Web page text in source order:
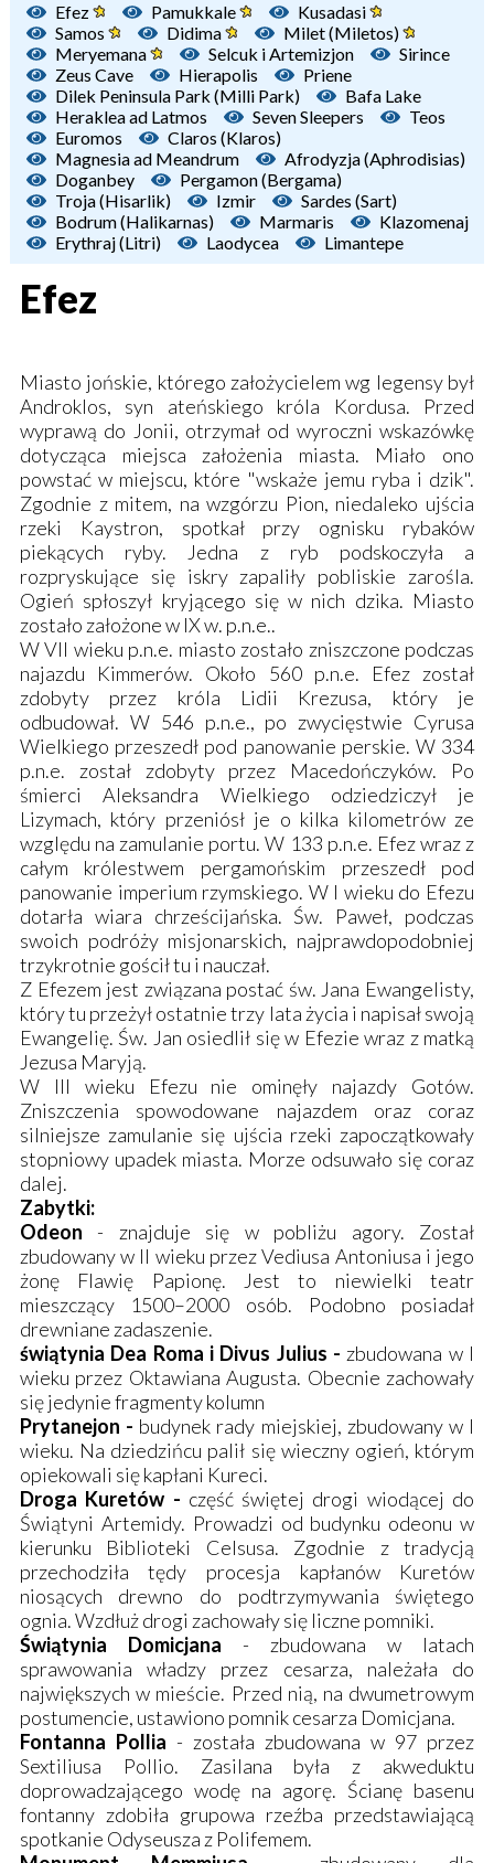
Efez Pamukkale
Kusadasi
Samos
Didima
Milet (Miletos)
Meryemana
Selcuk i Artemizjon
Sirince
Zeus Cave
Hierapolis
Priene
Dilek Peninsula Park (Milli Park)
Bafa Lake
Heraklea ad Latmos
Seven Sleepers
Teos
Euromos
Claros (Klaros)
Magnesia ad Meandrum
Afrodyzja (Aphrodisias)
Doganbey
Pergamon (Bergama)
Troja (Hisarlik)
Izmir
Sardes (Sart)
Bodrum (Halikarnas)
Marmaris
Klazomenaj
Erythraj (Litri)
Laodycea Limantepe
Efez
Miasto jońskie, którego założycielem wg legensy był
Androklos, syn ateńskiego króla Kordusa. Przed
wyprawą do Jonii, otrzymał od wyroczni wskazówkę
dotycząca miejsca założenia miasta. Miało ono
powstać w miejscu, które "wskaże jemu ryba i dzik".
Zgodnie z mitem, na wzgórzu Pion, niedaleko ujścia
rzeki Kaystron, spotkał przy ognisku rybaków
piekących ryby. Jedna z ryb podskoczyła a
rozpryskujące się iskry zapaliły pobliskie zarośla.
Ogień spłoszył kryjącego się w nich dzika. Miasto
zostało założone w IX w. p.n.e..
W VII wieku p.n.e. miasto zostało zniszczone podczas
najazdu Kimmerów. Około 560 p.n.e. Efez został
zdobyty przez króla Lidii Krezusa, który je
odbudował. W 546 p.n.e., po zwycięstwie Cyrusa
Wielkiego przeszedł pod panowanie perskie. W 334
p.n.e. został zdobyty przez Macedończyków. Po
śmierci Aleksandra Wielkiego odziedziczył je
Lizymach, który przeniósł je o kilka kilometrów ze
względu na zamulanie portu. W 133 p.n.e. Efez wraz z
całym królestwem pergamońskim przeszedł pod
panowanie imperium rzymskiego. W I wieku do Efezu
dotarła wiara chrześcijańska. Św. Paweł, podczas
swoich podróży misjonarskich, najprawdopodobniej
trzykrotnie gościł tu i nauczał.
Z Efezem jest związana postać św. Jana Ewangelisty,
który tu przeżył ostatnie trzy lata życia i napisał swoją
Ewangelię. Św. Jan osiedlił się w Efezie wraz z matką
Jezusa Maryją.
W III wieku Efezu nie ominęły najazdy Gotów.
Zniszczenia spowodowane najazdem oraz coraz
silniejsze zamulanie się ujścia rzeki zapoczątkowały
stopniowy upadek miasta. Morze odsuwało się coraz
dalej.
Zabytki:
Odeon - znajduje się w pobliżu agory. Został
zbudowany w II wieku przez Vediusa Antoniusa i jego
żonę Flawię Papionę. Jest to niewielki teatr
mieszczący 1500–2000 osób. Podobno posiadał
drewniane zadaszenie.
świątynia Dea Roma i Divus Julius - zbudowana w I
wieku przez Oktawiana Augusta. Obecnie zachowały
się jedynie fragmenty kolumn
Prytanejon - budynek rady miejskiej, zbudowany w I
wieku. Na dziedzińcu palił się wieczny ogień, którym
opiekowali się kapłani Kureci.
Droga Kuretów - część świętej drogi wiodącej do
Świątyni Artemidy. Prowadzi od budynku odeonu w
kierunku Biblioteki Celsusa. Zgodnie z tradycją
przechodziła tędy procesja kapłanów Kuretów
niosących drewno do podtrzymywania świętego
ognia. Wzdłuż drogi zachowały się liczne pomniki.
Świątynia Domicjana - zbudowana w latach
sprawowania władzy przez cesarza, należała do
największych w mieście. Przed nią, na dwumetrowym
postumencie, ustawiono pomnik cesarza Domicjana.
Fontanna Pollia - została zbudowana w 97 przez
Sextiliusa Pollio. Zasilana była z akweduktu
doprowadzającego wodę na agorę. Ścianę basenu
fontanny zdobiła grupowa rzeźba przedstawiającą
spotkanie Odyseusza z Polifemem.